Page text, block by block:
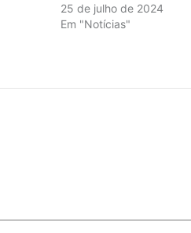
25 de julho de 2024
Em "Notícias"